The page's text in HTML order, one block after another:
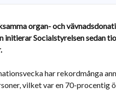
organ- och
initierar Socialstyrelsen sedan
har rekordmånga
vilket var en 70-procentig